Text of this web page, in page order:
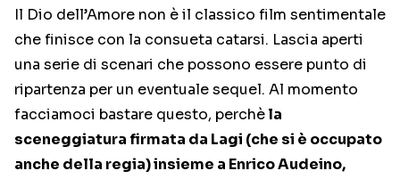
Il Dio dell’Amore non è il classico film sentimentale
che finisce con la consueta catarsi. Lascia aperti
una serie di scenari che possono essere punto di
ripartenza per un eventuale sequel. Al momento
facciamoci bastare questo, perchèla
sceneggiatura firmata da Lagi (che si è occupato
anche della regia) insieme a Enrico Audeino,